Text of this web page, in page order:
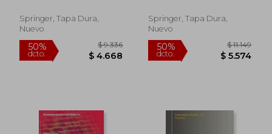
and Survival Analysis
(Springer Series in
Springer, Tapa Dura,
Nuevo
(Quantitative
Methods in the
Sciences) [Hardcover
] (en Inglés)
Springer, Tapa Dura,
Nuevo